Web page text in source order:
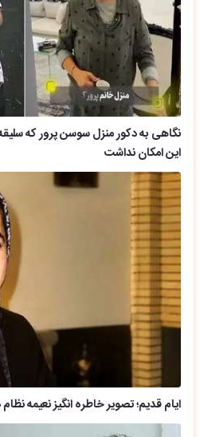
نگاهی به دکور منزل سوسن پرور که
این امکان نداشت
ایام قدیم؛ تصویر خاطره انگیز